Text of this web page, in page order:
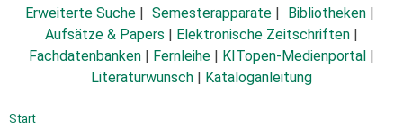
Erweiterte Suche Semesterapparate
Bibliotheken
Aufsätze & Papers
Elektronische Zeitschriften
Fachdatenbanken
Fernleihe KITopen-Medienportal
Literaturwunsch
Kataloganleitung
Start